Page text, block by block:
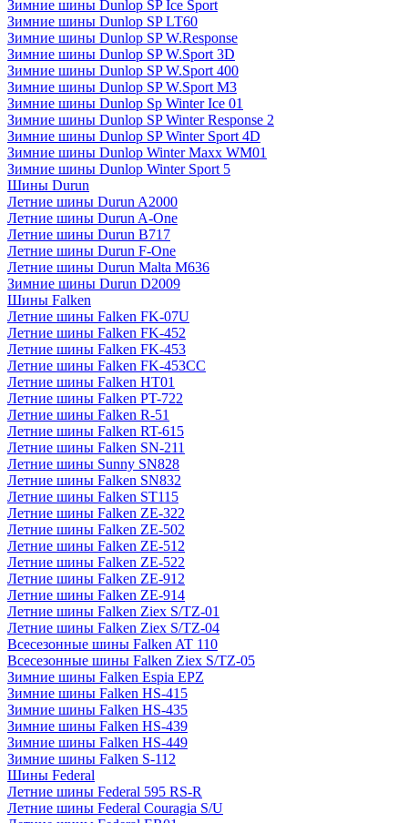
Зимние шины Dunlop SP Ice Sport
Зимние шины Dunlop SP LT60
Зимние шины Dunlop SP W.Response
Зимние шины Dunlop SP W.Sport 3D
Зимние шины Dunlop SP W.Sport 400
Зимние шины Dunlop SP W.Sport M3
Зимние шины Dunlop Sp Winter Ice 01
Зимние шины Dunlop SP Winter Response 2
Зимние шины Dunlop SP Winter Sport 4D
Зимние шины Dunlop Winter Maxx WM01
Зимние шины Dunlop Winter Sport 5
Шины Durun
Летние шины Durun A2000
Летние шины Durun A-One
Летние шины Durun B717
Летние шины Durun F-One
Летние шины Durun Malta M636
Зимние шины Durun D2009
Шины Falken
Летние шины Falken FK-07U
Летние шины Falken FK-452
Летние шины Falken FK-453
Летние шины Falken FK-453CC
Летние шины Falken HT01
Летние шины Falken PT-722
Летние шины Falken R-51
Летние шины Falken RT-615
Летние шины Falken SN-211
Летние шины Sunny SN828
Летние шины Falken SN832
Летние шины Falken ST115
Летние шины Falken ZE-322
Летние шины Falken ZE-502
Летние шины Falken ZE-512
Летние шины Falken ZE-522
Летние шины Falken ZE-912
Летние шины Falken ZE-914
Летние шины Falken Ziex S/TZ-01
Летние шины Falken Ziex S/TZ-04
Всесезонные шины Falken AT 110
Всесезонные шины Falken Ziex S/TZ-05
Зимние шины Falken Espia EPZ
Зимние шины Falken HS-415
Зимние шины Falken HS-435
Зимние шины Falken HS-439
Зимние шины Falken HS-449
Зимние шины Falken S-112
Шины Federal
Летние шины Federal 595 RS-R
Летние шины Federal Couragia S/U